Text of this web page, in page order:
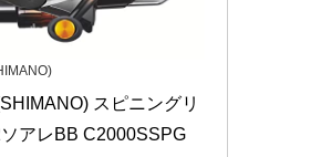
スピニングリ
アレBB C2000SSPG